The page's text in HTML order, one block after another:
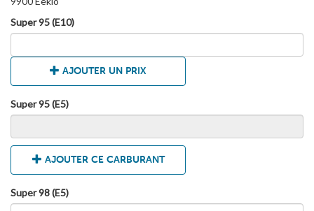
Super 95 (E10)
AJOUTER UN PRIX
Super 95 (E5)
AJOUTER CE CARBURANT
Super 98 (E5)